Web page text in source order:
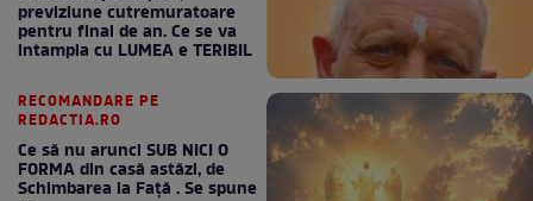
previziune cutremuratoare
pentru final de an. Ce se va
intampla cu LUMEA e TERIBIL
RECOMANDARE PE
REDACTIA.RO
Ce să nu arunci SUB NICI O
FORMA din casă astăzi, de
Schimbarea la Față . Se spune